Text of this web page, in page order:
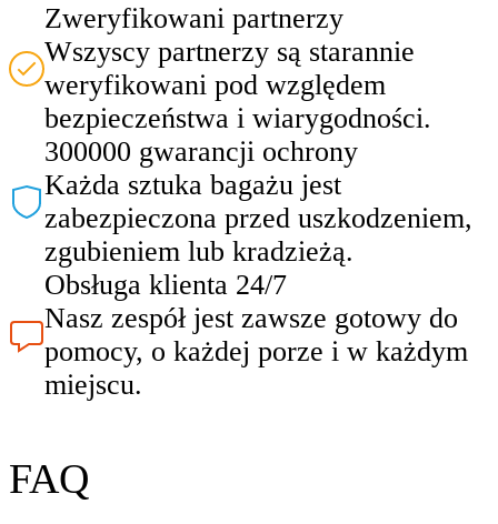
Zweryfikowani partnerzy
Wszyscy partnerzy są starannie
weryfikowani pod względem
bezpieczeństwa i wiarygodności.
300000 gwarancji ochrony
Każda sztuka bagażu jest
zabezpieczona przed uszkodzeniem,
zgubieniem lub kradzieżą.
Obsługa klienta 24/7
Nasz zespół jest zawsze gotowy do
pomocy, o każdej porze i w każdym
miejscu.
FAQ